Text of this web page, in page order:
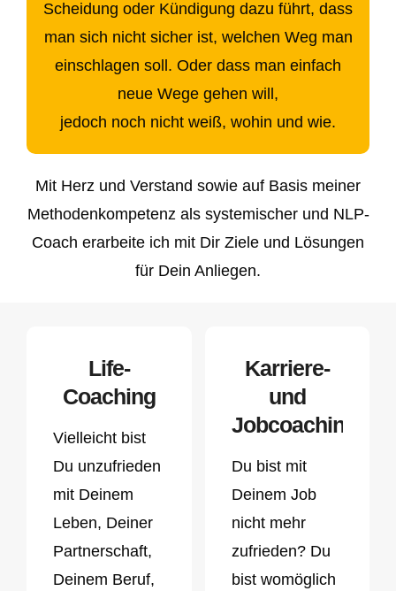
Scheidung oder Kündigung dazu führt, dass
man sich nicht sicher ist, welchen Weg man
einschlagen soll. Oder dass man einfach
neue Wege gehen will,
jedoch noch nicht weiß, wohin und wie.
Mit Herz und Verstand sowie auf Basis meiner
Methodenkompetenz als systemischer und NLP-
Coach erarbeite ich mit Dir Ziele und Lösungen
für Dein Anliegen.
Life-
Coaching
Vielleicht bist
Du unzufrieden
mit Deinem
Leben, Deiner
Partnerschaft,
Deinem Beruf,
Karriere-
und
Jobcoaching
Du bist mit
Deinem Job
nicht mehr
zufrieden? Du
bist womöglich